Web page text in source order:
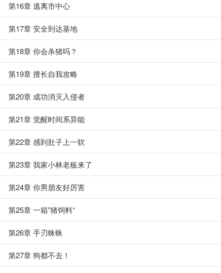
第16章 逃离市中心
第17章 安全到达基地
第18章 你会杀猪吗？
第19章 擅长自我攻略
第20章 成功消灭入侵者
第21章 觉醒时间系异能
第22章 感到肚子上一软
第23章 我家小林老板来了
第24章 你男朋友好厉害
第25章 一箱”猪饲料“
第26章 手刃蛛蛛
第27章 狗都不去！